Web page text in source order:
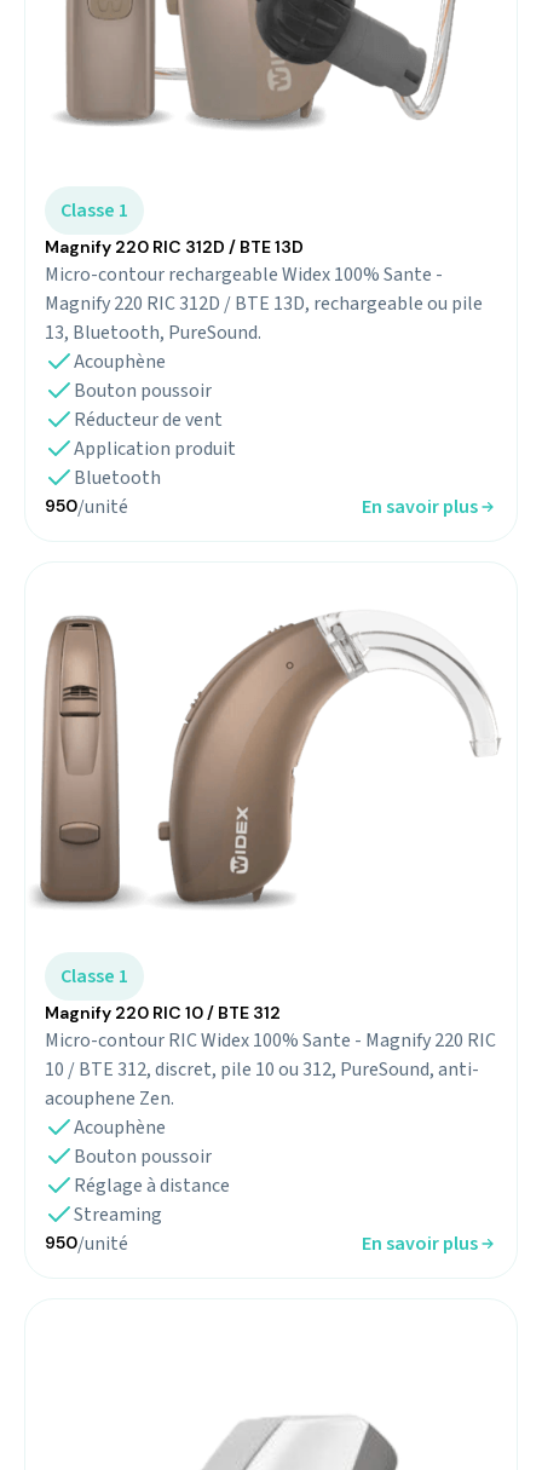
Classe 1
Magnify 220 RIC 312D / BTE 13D
Micro-contour rechargeable Widex 100% Sante -
Magnify 220 RIC 312D / BTE 13D, rechargeable ou pile
13, Bluetooth, PureSound.
Acouphène
Bouton poussoir
Réducteur de vent
Application produit
Bluetooth
950/unité En savoir plus
Classe 1
Magnify 220 RIC 10 / BTE 312
Micro-contour RIC Widex 100% Sante - Magnify 220 RIC
10 / BTE 312, discret, pile 10 ou 312, PureSound, anti-
acouphene Zen.
Acouphène
Bouton poussoir
Réglage à distance
Streaming
950/unité En savoir plus